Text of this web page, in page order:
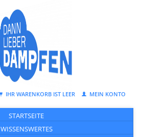
IHR WARENKORB IST LEER MEIN KONTO
STARTSEITE
WISSENSWERTES